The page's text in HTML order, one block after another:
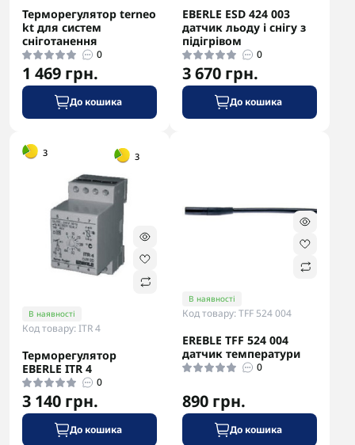
Терморегулятор terneo
kt для систем
сніготанення
0
1 469 грн.
До кошика
EBERLE ESD 424 003
датчик льоду і снігу з
підігрівом
0
3 670 грн.
До кошика
3
-5% в корзині
3
В наявності
Код товару: ITR 4
Терморегулятор
EBERLE ITR 4
0
3 140 грн.
До кошика
В наявності
Код товару: TFF 524 004
EREBLE TFF 524 004
датчик температури
0
890 грн.
До кошика